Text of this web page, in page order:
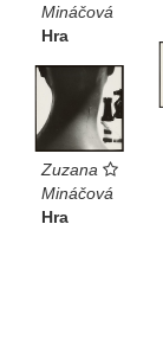
Mináčová
Hra
Zuzana
Mináčová
Hra